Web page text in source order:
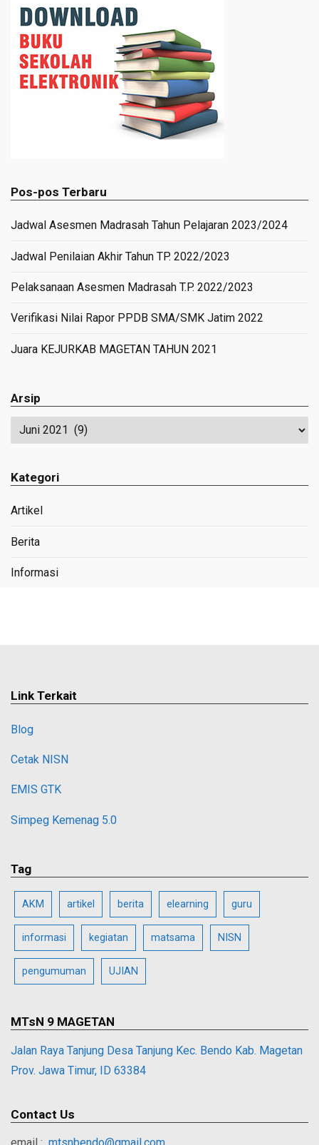
Pos-pos Terbaru
Jadwal Asesmen Madrasah Tahun Pelajaran 2023/2024
Jadwal Penilaian Akhir Tahun TP. 2022/2023
Pelaksanaan Asesmen Madrasah T.P. 2022/2023
Verifikasi Nilai Rapor PPDB SMA/SMK Jatim 2022
Juara KEJURKAB MAGETAN TAHUN 2021
Arsip
Arsip
Kategori
Artikel
Berita
Informasi
Link Terkait
Blog
Cetak NISN
EMIS GTK
Simpeg Kemenag 5.0
Tag
AKM artikel berita elearning guru
informasi kegiatan matsama NISN
pengumuman UJIAN
MTsN 9 MAGETAN
Jalan Raya Tanjung Desa Tanjung Kec. Bendo Kab. Magetan
Prov. Jawa Timur, ID 63384
Contact Us